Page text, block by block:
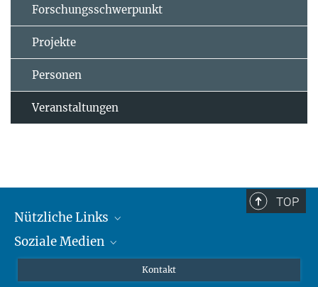
Forschungsschwerpunkt
Projekte
Personen
Veranstaltungen
TOP
Nützliche Links
MMG Alumni Corner
Soziale Medien
Kontakt